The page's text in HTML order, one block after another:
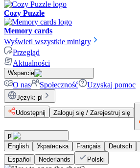
Cozy Puzzle
Memory cards
Wyświetl wszystkie minigry
Przegląd
Aktualności
Wsparcie
O nas Społeczność Uzyskaj pomoc
Język: pl
Udostępnij
Zaloguj się / Zarejestruj się
pl
English
Українська Français Deutsch
Español
Nederlands Polski